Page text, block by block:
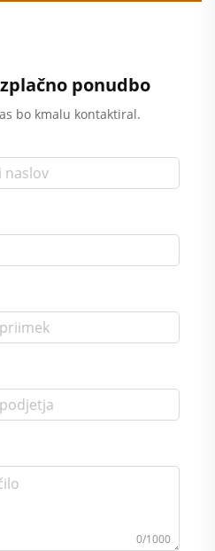
ponudbo
bo kmalu kontaktiral.
0/1000